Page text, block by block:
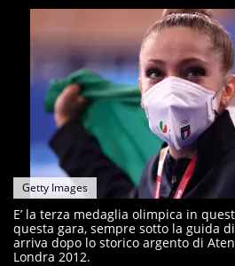
Getty Images
E’ la terza medaglia olimpica in
questa gara, sempre sotto la guida
arriva dopo lo storico argento di
Londra 2012.